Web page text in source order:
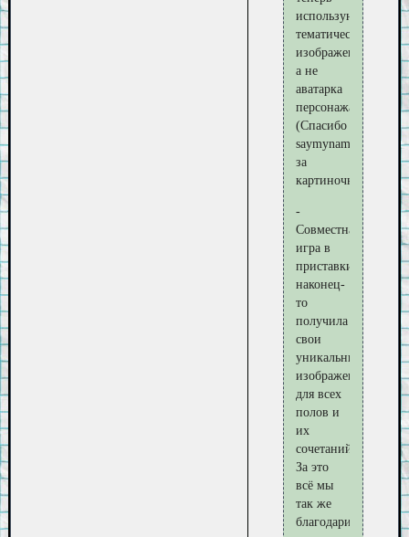
используются
тематические
изображения,
а не
аватарка
персонажа
(Спасибо
saymyname5
за
картиночки)
-
Совместная
игра в
приставки
наконец-
то
получила
свои
уникальные
изображения
для всех
полов и
их
сочетаний!
За это
всё мы
так же
благодарим